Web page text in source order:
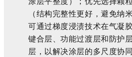
（结构完整性更好，避免纳
可通过梯度浸渍技术在气凝
键合层、功能过渡层和防护
层，以解决涂层的多尺度协